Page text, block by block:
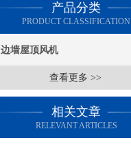
产品分类
PRODUCT CLASSIFICATION
边墙屋顶风机
查看更多 >>
相关文章
RELEVANT ARTICLES